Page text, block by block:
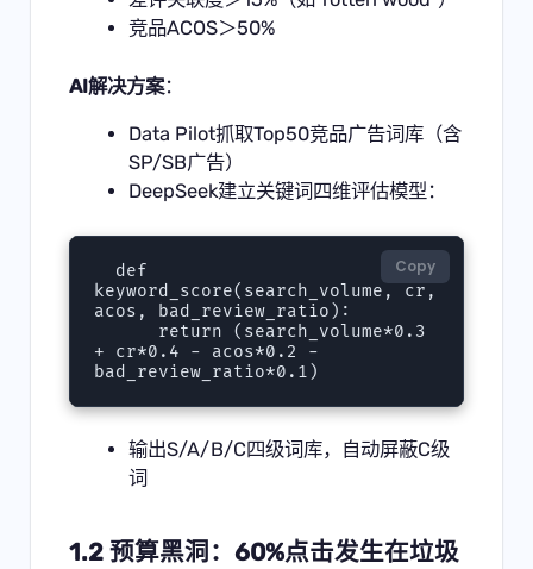
竞品ACOS＞50%
AI解决方案：
Data Pilot抓取Top50竞品广告词库（含
SP/SB广告）
DeepSeek建立关键词四维评估模型：
Copy
keyword_score(search_volume, cr,
acos, bad_review_ratio):
+ cr*0.4 - acos*0.2 -
bad_review_ratio*0.1)
输出S/A/B/C四级词库，自动屏蔽C级
词
1.2 预算黑洞：60%点击发生在垃圾